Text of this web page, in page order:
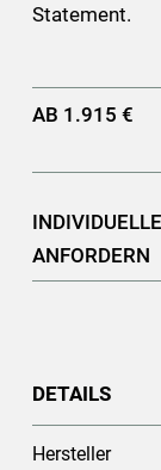
Statement.
AB 1.915 €
ANFORDERN
DETAILS
Hersteller